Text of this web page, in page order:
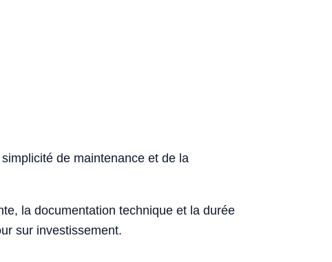
de maintenance et de la
la documentation technique et la durée
sur investissement.